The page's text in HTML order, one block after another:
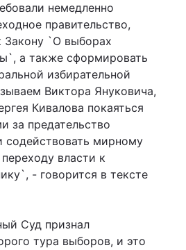
немедленно
правительство,
Закону `О выборах
а также сформировать
избирательной
Виктора Януковича,
Кивалова покаяться
за предательство
содействовать мирному
власти к
- говорится в тексте
Суд признал
тура выборов, и это